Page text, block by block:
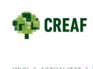
contingut